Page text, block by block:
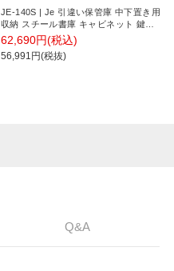
JE-140S | Je 引違い保管庫 中下置き用
収納 スチール書庫 キャビネット 鍵付
き 幅900×奥行450×高さ1425mm プラ
ス(PLUS)
62,690円(税込)
56,991円(税抜)
Q&A